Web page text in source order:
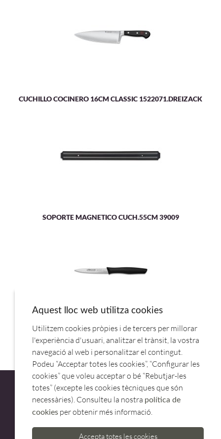
CUCHILLO COCINERO 16CM CLASSIC 1522071.DREIZACK
SOPORTE MAGNETICO CUCH.55CM 39009
CUCHILLO MONDADOR 10CM 188600.ARCOS
ATENCIÓ AL CLIENT
Aquest lloc web utilitza cookies
Utilitzem cookies pròpies i de tercers per millorar
l'experiència d'usuari, analitzar el trànsit, la vostra
navegació al web i personalitzar el contingut.
Podeu “Acceptar totes les cookies”, “Configurar les
cookies” que voleu acceptar o bé “Rebutjar-les
totes” (excepte les cookies tècniques que són
necessàries). Consulteu la nostra política de
cookies per obtenir més informació.
Accepta totes les cookies